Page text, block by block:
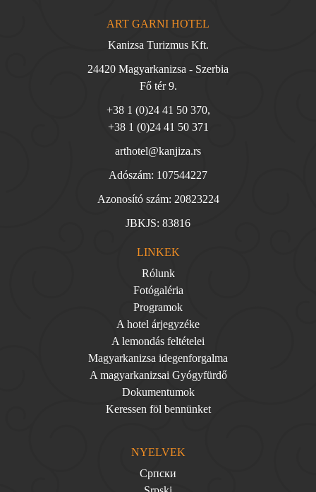
ART GARNI HOTEL
Kanizsa Turizmus Kft.
24420 Magyarkanizsa - Szerbia
Fő tér 9.
+38 1 (0)24 41 50 370,
+38 1 (0)24 41 50 371
arthotel@kanjiza.rs
Adószám: 107544227
Azonosító szám: 20823224
JBKJS: 83816
LINKEK
Rólunk
Fotógaléria
Programok
A hotel árjegyzéke
A lemondás feltételei
Magyarkanizsa idegenforgalma
A magyarkanizsai Gyógyfürdő
Dokumentumok
Keressen föl bennünket
NYELVEK
Српски